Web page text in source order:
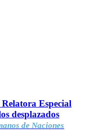
Especial
desplazados
de Naciones